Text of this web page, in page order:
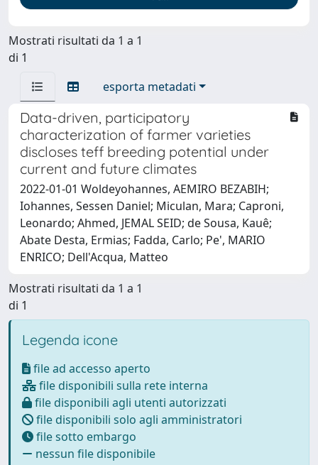
Mostrati risultati da 1 a 1
di 1
esporta metadati
Data-driven, participatory
characterization of farmer varieties
discloses teff breeding potential under
current and future climates
2022-01-01 Woldeyohannes, AEMIRO BEZABIH;
Iohannes, Sessen Daniel; Miculan, Mara; Caproni,
Leonardo; Ahmed, JEMAL SEID; de Sousa, Kauê;
Abate Desta, Ermias; Fadda, Carlo; Pe', MARIO
ENRICO; Dell'Acqua, Matteo
Mostrati risultati da 1 a 1
di 1
Legenda icone
file ad accesso aperto
file disponibili sulla rete interna
file disponibili agli utenti autorizzati
file disponibili solo agli amministratori
file sotto embargo
nessun file disponibile